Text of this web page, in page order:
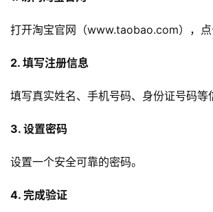
打开淘宝官网（www.taobao.com），点
2. 填写注册信息
填写真实姓名、手机号码、身份证号码等
3. 设置密码
设置一个安全可靠的密码。
4. 完成验证